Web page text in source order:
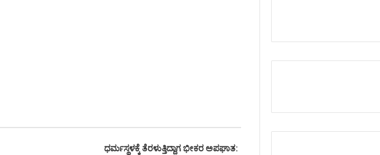
ಧರ್ಮಸ್ಥಳಕ್ಕೆ ತೆರಳುತ್ತಿದ್ದಾಗ ಭೀಕರ ಅಪಘಾತ: